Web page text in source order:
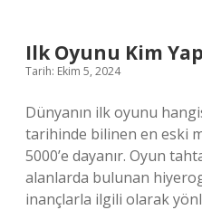
Ilk Oyunu Kim
Tarih: Ekim 5, 2024
Dünyanın ilk oyunu
tarihinde bilinen en eski
5000’e dayanır. Oyun
alanlarda bulunan
inançlarla ilgili olarak